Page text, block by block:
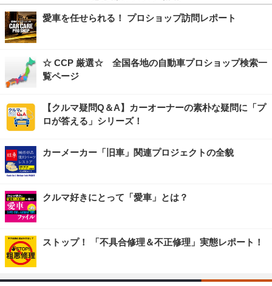
愛車を任せられる！ プロショップ訪問レポート
☆ CCP 厳選☆ 全国各地の自動車プロショップ検索一
覧ページ
【クルマ疑問Q＆A】カーオーナーの素朴な疑問に「プ
ロが答える」シリーズ！
カーメーカー「旧車」関連プロジェクトの全貌
クルマ好きにとって「愛車」とは？
ストップ！ 「不具合修理＆不正修理」実態レポート！